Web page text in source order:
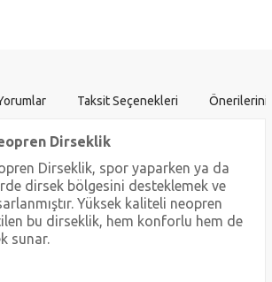
Taksit Seçenekleri
Dirseklik
Dirseklik, spor yaparken ya da
dirsek bölgesini desteklemek ve
Yüksek kaliteli neopren
bu dirseklik, hem konforlu hem de
sunar.